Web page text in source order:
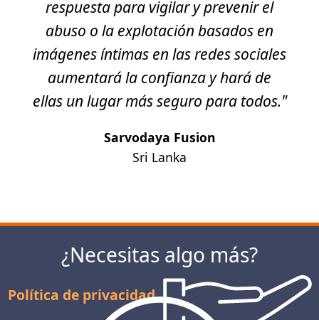
respuesta para vigilar y prevenir el
abuso o la explotación basados en
imágenes íntimas en las redes sociales
aumentará la confianza y hará de
ellas un lugar más seguro para todos."
Sarvodaya Fusion
Sri Lanka
Siguiente
¿Necesitas algo más?
Política de privacidad